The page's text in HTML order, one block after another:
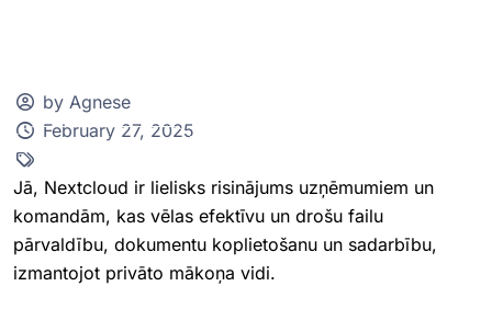
by Agnese
February 27, 2025
Jā, Nextcloud ir lielisks risinājums uzņēmumiem un
komandām, kas vēlas efektīvu un drošu failu
pārvaldību, dokumentu koplietošanu un sadarbību,
izmantojot privāto mākoņa vidi.